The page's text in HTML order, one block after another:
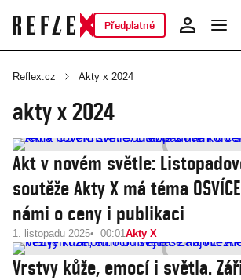
Předplatné
Reflex.cz Akty x 2024
akty x 2024
Akt v novém světle:
soutěže Akty X má téma
námi o ceny i publikaci
1. listopadu 2025 00:01Akty X
Vrstvy kůže, emocí i světla.